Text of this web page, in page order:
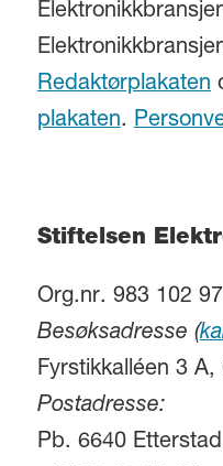
Redaktørplakaten
plakaten.
Stiftelsen
Org.nr. 983 102
Besøksadresse (
Fyrstikkalléen 3 A,
Postadresse:
Pb. 6640